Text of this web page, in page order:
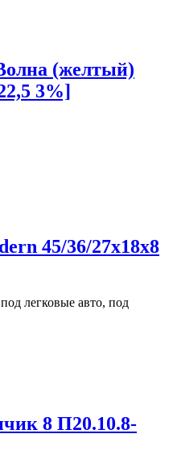
(желтый)
3%]
45/36/27x18x8
легковые авто, под
8 П20.10.8-